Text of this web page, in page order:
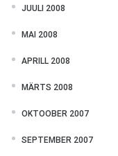
JUULI 2008
MAI 2008
APRILL 2008
MÄRTS 2008
OKTOOBER 2007
SEPTEMBER 2007